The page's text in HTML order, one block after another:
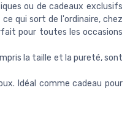
ou de cadeaux exclusifs
qui sort de l'ordinaire, chez
pour toutes les occasions
la taille et la pureté, sont
Idéal comme cadeau pour